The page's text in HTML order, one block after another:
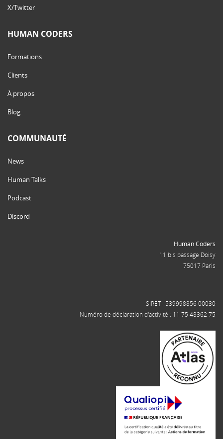
X/Twitter
HUMAN CODERS
Formations
Clients
À propos
Blog
COMMUNAUTÉ
News
Human Talks
Podcast
Discord
Human Coders
11 bis passage Doisy
75017 Paris
SIRET : 539998856 00030
Numéro de déclaration d'activité : 11 75 48362 75